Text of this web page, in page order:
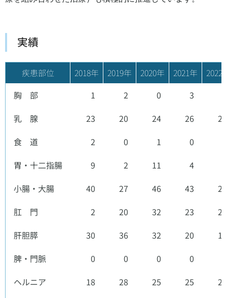
実績
疾患部位 2018年 2019年 2020年 2021年
2022
胸 部
1 2 0 3
乳 腺
23 20 24 26
24
食 道
2 0 1 0
胃・十二指腸
9 2 11 4
小腸・大腸
40 27 46 43
27
肛 門
2 20 32 23
26
肝胆膵
30 36 32 20
15
脾・門脈
0 0 0 0
ヘルニア
18 28 25 25
24